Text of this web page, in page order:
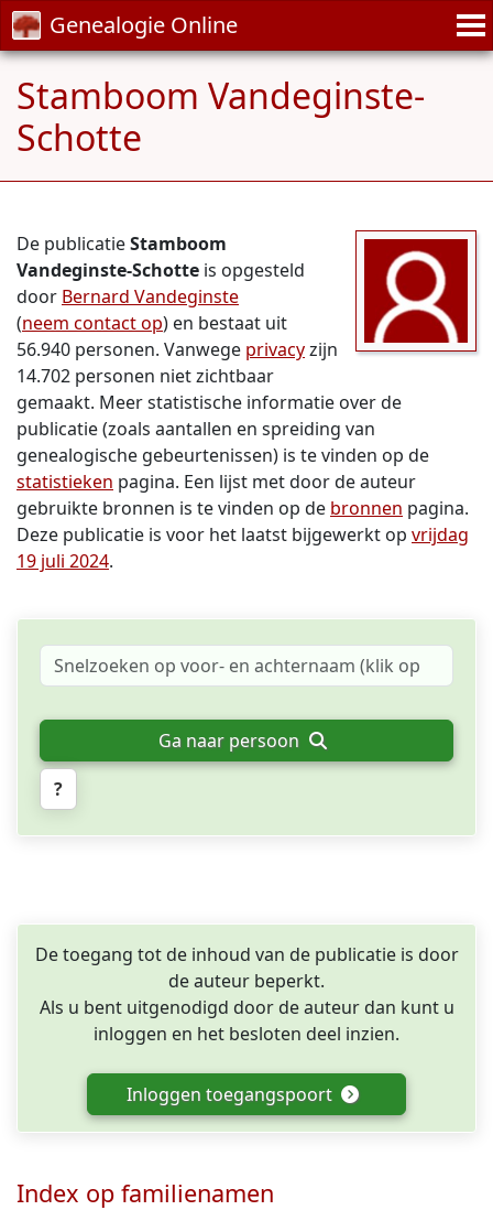
Genealogie Online
Stamboom Vandeginste-
Schotte
De publicatieStamboom
Vandeginste-Schotte is opgesteld
door Bernard Vandeginste
(neem contact op) en bestaat uit
56.940 personen. Vanwege privacyzijn
14.702 personen niet zichtbaar
gemaakt. Meer statistische informatie over de
publicatie (zoals aantallen en spreiding van
genealogische gebeurtenissen) is te vinden op de
statistieken pagina. Een lijst met door de auteur
gebruikte bronnen is te vinden op de bronnen pagina.
Deze publicatie is voor het laatst bijgewerkt op vrijdag
19 juli 2024.
Ga naar persoon
?
De toegang tot de inhoud van de publicatie is door
de auteur beperkt.
Als u bent uitgenodigd door de auteur dan kunt u
inloggen en het besloten deel inzien.
Inloggen toegangspoort
Index op familienamen